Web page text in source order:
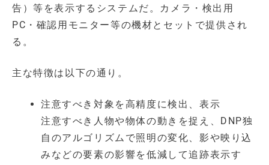
告）等を表示するシステムだ。カメラ・検出用
PC・確認用モニター等の機材とセットで提供され
る。
主な特徴は以下の通り。
注意すべき対象を高精度に検出、表示
注意すべき人物や物体の動きを捉え、DNP独
自のアルゴリズムで照明の変化、影や映り込
みなどの要素の影響を低減して追跡表示す